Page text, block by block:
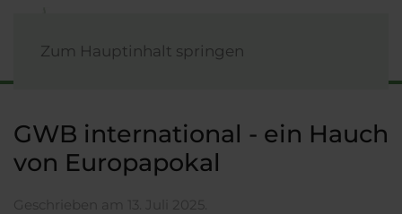
Zum Hauptinhalt springen
GWB international - ein Hauch
von Europapokal
Geschrieben am 13. Juli 2025